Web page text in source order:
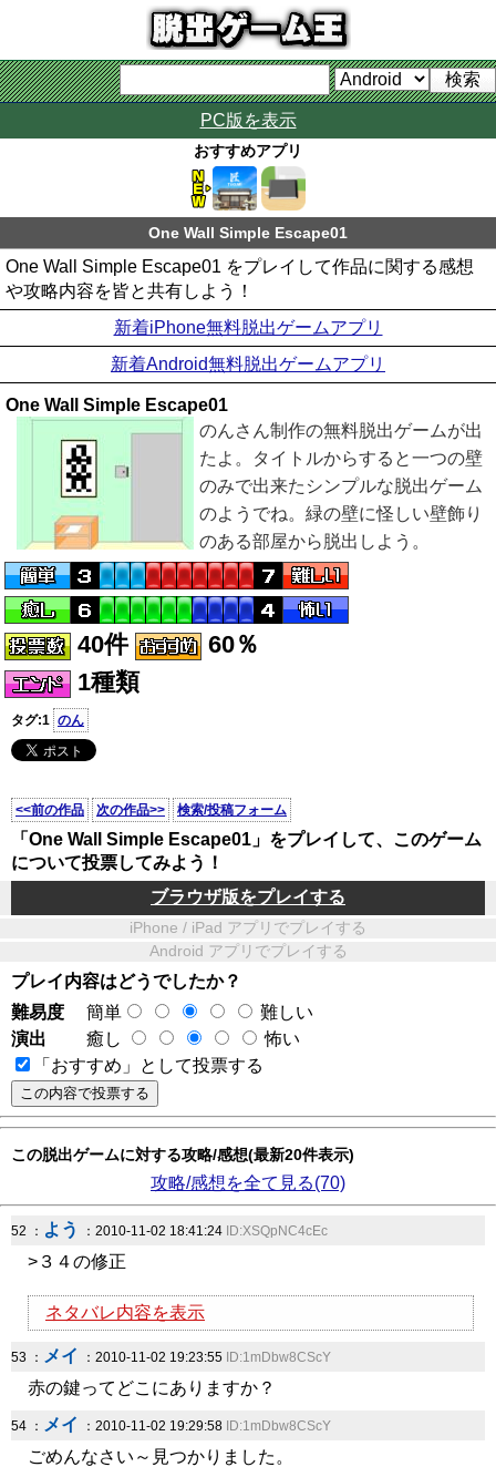
PC版を表示
おすすめアプリ
One Wall Simple Escape01
One Wall Simple Escape01 をプレイして作品に関する感想
や攻略内容を皆と共有しよう！
新着iPhone無料脱出ゲームアプリ
新着Android無料脱出ゲームアプリ
One Wall Simple Escape01
のんさん制作の無料脱出ゲームが出
たよ。タイトルからすると一つの壁
のみで出来たシンプルな脱出ゲーム
のようでね。緑の壁に怪しい壁飾り
のある部屋から脱出しよう。
40件
60％
1種類
タグ:1 のん
<<前の作品 次の作品>> 検索/投稿フォーム
「One Wall Simple Escape01」をプレイして、このゲーム
について投票してみよう！
ブラウザ版をプレイする
iPhone / iPad アプリでプレイする
Android アプリでプレイする
プレイ内容はどうでしたか？
難易度
簡単
難しい
演出
癒し
怖い
「おすすめ」として投票する
この脱出ゲームに対する攻略/感想(最新20件表示)
攻略/感想を全て見る(70)
52 ： よう ：2010-11-02 18:41:24 ID:XSQpNC4cEc
>３４の修正
ネタバレ内容を表示
53 ： メイ ：2010-11-02 19:23:55 ID:1mDbw8CScY
赤の鍵ってどこにありますか？
54 ： メイ ：2010-11-02 19:29:58 ID:1mDbw8CScY
ごめんなさい～見つかりました。